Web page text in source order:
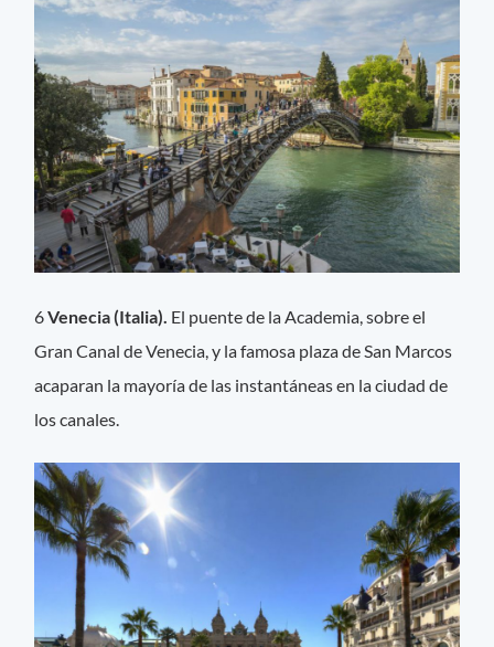
6Venecia (Italia). El puente de la Academia, sobre el
Gran Canal de Venecia, y la famosa plaza de San Marcos
acaparan la mayoría de las instantáneas en la ciudad de
los canales.